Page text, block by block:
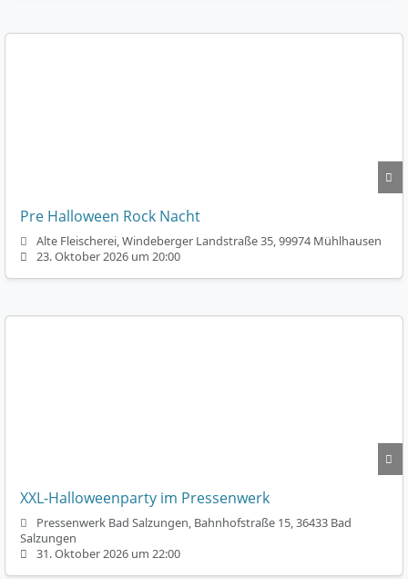
Pre Halloween Rock Nacht
Alte Fleischerei, Windeberger Landstraße 35, 99974 Mühlhausen
23. Oktober 2026 um 20:00
XXL-Halloweenparty im Pressenwerk
Pressenwerk Bad Salzungen, Bahnhofstraße 15, 36433 Bad
Salzungen
31. Oktober 2026 um 22:00